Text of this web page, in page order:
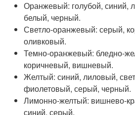
Оранжевый: голубой, синий,
белый, черный.
Светло-оранжевый: серый,
оливковый.
Темно-оранжевый: бледно-
коричневый, вишневый.
Желтый: синий, лиловый,
фиолетовый, серый, черный.
Лимонно-желтый: вишнево-
синий, серый.